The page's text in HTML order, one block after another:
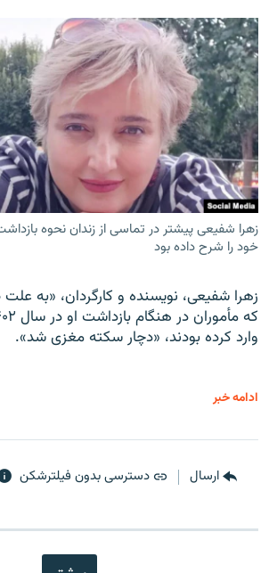
زهرا شفیعی پیشتر در تماسی از زندان نحوه
خود را شرح داده بود
زهرا شفیعی، نویسنده و کارگردان، «به
وارد کرده بودند، «دچار سکته مغزی شد».
ادامه خبر
ارسال دسترسی بدون فیلترشکن